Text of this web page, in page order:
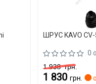
ШРУС KAVO
0
1 938грн.
1 830грн.